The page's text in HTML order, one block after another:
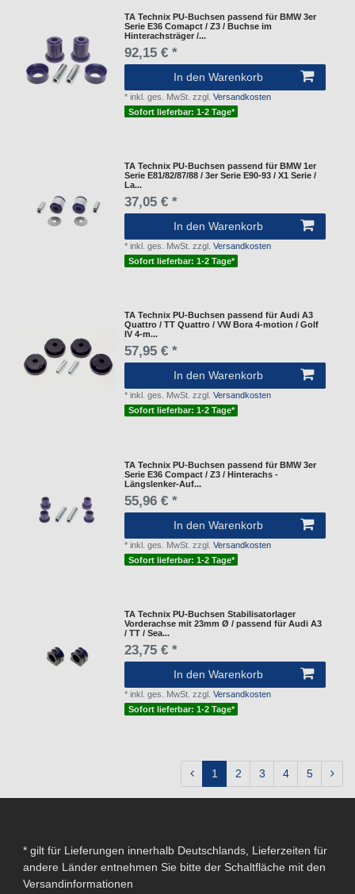
TA Technix PU-Buchsen passend für BMW 3er
Serie E36 Comapct / Z3 / Buchse im
Hinterachsträger /...
92,15 € *
In den Warenkorb
*inkl. ges. MwSt. zzgl.Versandkosten
Sofort lieferbar: 1-2 Tage*
TA Technix PU-Buchsen passend für BMW 1er
Serie E81/82/87/88 / 3er Serie E90-93 / X1 Serie /
La...
37,05 € *
In den Warenkorb
*inkl. ges. MwSt. zzgl.Versandkosten
Sofort lieferbar: 1-2 Tage*
TA Technix PU-Buchsen passend für Audi A3
Quattro / TT Quattro / VW Bora 4-motion / Golf
IV 4-m...
57,95 € *
In den Warenkorb
*inkl. ges. MwSt. zzgl.Versandkosten
Sofort lieferbar: 1-2 Tage*
TA Technix PU-Buchsen passend für BMW 3er
Serie E36 Compact / Z3 / Hinterachs -
Längslenker-Auf...
55,96 € *
In den Warenkorb
*inkl. ges. MwSt. zzgl.Versandkosten
Sofort lieferbar: 1-2 Tage*
TA Technix PU-Buchsen Stabilisatorlager
Vorderachse mit 23mm Ø / passend für Audi A3
/ TT / Sea...
23,75 € *
In den Warenkorb
*inkl. ges. MwSt. zzgl.Versandkosten
Sofort lieferbar: 1-2 Tage*
1 2 3 4 5
* gilt für Lieferungen innerhalb Deutschlands, Lieferzeiten für
andere Länder entnehmen Sie bitte der Schaltfläche mit den
Versandinformationen